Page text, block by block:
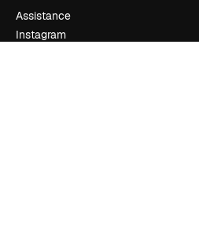
Assistance
Instagram